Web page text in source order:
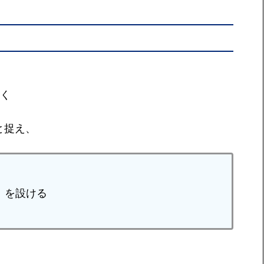
え、
を設ける